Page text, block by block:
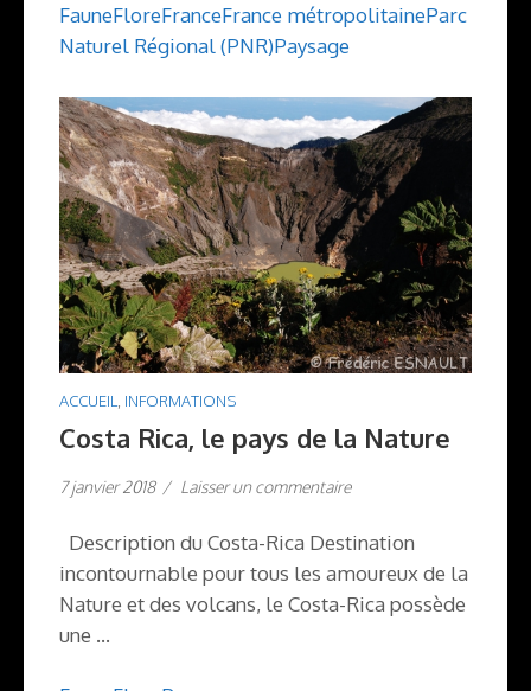
FauneFloreFranceFrance métropolitaineParc
Naturel Régional (PNR)Paysage
ACCUEIL INFORMATIONS
Costa Rica, le pays de la Nature
7 janvier 2018 / Laisser un commentaire
Description du Costa-Rica Destination
incontournable pour tous les amoureux de la
Nature et des volcans, le Costa-Rica possède
une …